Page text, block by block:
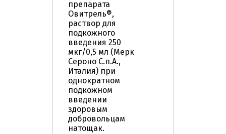
препарата
Овитрель®,
раствор для
подкожного
введения 250
мкг/0,5 мл (Мерк
Сероно С.п.А.,
Италия) при
однократном
подкожном
введении
здоровым
добровольцам
натощак.